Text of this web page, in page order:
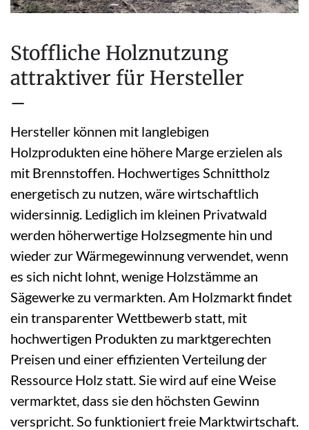
Stoffliche Holznutzung
attraktiver für Hersteller
–
Hersteller können mit langlebigen
Holzprodukten eine höhere Marge erzielen als
mit Brennstoffen. Hochwertiges Schnittholz
energetisch zu nutzen, wäre wirtschaftlich
widersinnig. Lediglich im kleinen Privatwald
werden höherwertige Holzsegmente hin und
wieder zur Wärmegewinnung verwendet, wenn
es sich nicht lohnt, wenige Holzstämme an
Sägewerke zu vermarkten. Am Holzmarkt findet
ein transparenter Wettbewerb statt, mit
hochwertigen Produkten zu marktgerechten
Preisen und einer effizienten Verteilung der
Ressource Holz statt. Sie wird auf eine Weise
vermarktet, dass sie den höchsten Gewinn
verspricht. So funktioniert freie Marktwirtschaft.